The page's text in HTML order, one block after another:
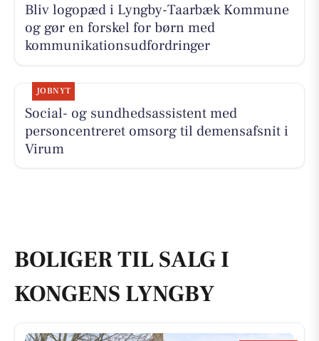
Bliv logopæd i Lyngby-Taarbæk Kommune
og gør en forskel for børn med
kommunikationsudfordringer
JOBNYT
Social- og sundhedsassistent med
personcentreret omsorg til demensafsnit i
Virum
BOLIGER TIL SALG I
KONGENS LYNGBY